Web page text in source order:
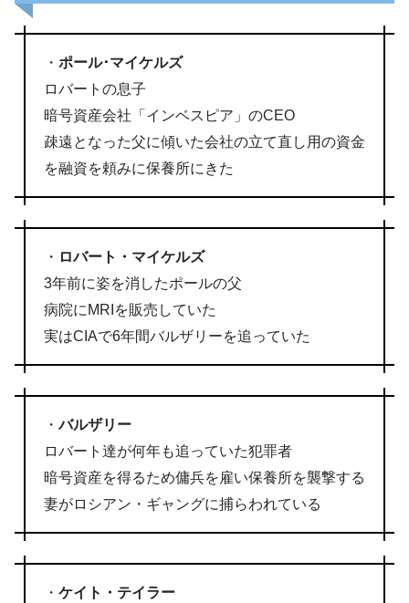
・ ポール･マイケルズ
ロバートの息子
暗号資産会社「インベスピア」のCEO
疎遠となった父に傾いた会社の立て直し用の資金
を融資を頼みに保養所にきた
・ ロバート・マイケルズ
3年前に姿を消したポールの父
病院にMRIを販売していた
実はCIAで6年間バルザリーを追っていた
・バルザリー
ロバート達が何年も追っていた犯罪者
暗号資産を得るため傭兵を雇い保養所を襲撃する
妻がロシアン・ギャングに捕らわれている
・ ケイト・テイラー